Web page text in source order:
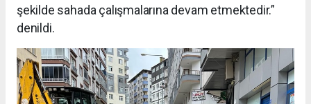
şekilde sahada çalışmalarına devam etmektedir.”
denildi.